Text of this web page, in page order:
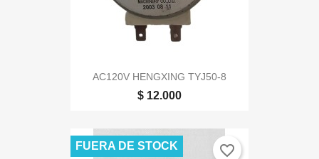
AC120V HENGXING TYJ50-8
$ 12.000
FUERA DE STOCK favorite_border